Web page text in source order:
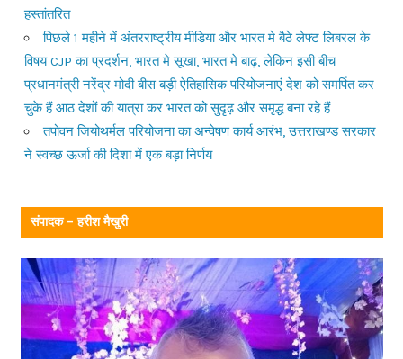
हस्तांतरित
पिछले 1 महीने में अंतरराष्ट्रीय मीडिया और भारत मे बैठे लेफ्ट लिबरल के
विषय CJP का प्रदर्शन, भारत मे सूखा, भारत मे बाढ़, लेकिन इसी बीच
प्रधानमंत्री नरेंद्र मोदी बीस बड़ी ऐतिहासिक परियोजनाएं देश को समर्पित कर
चुके हैं आठ देशों की यात्रा कर भारत को सुदृढ़ और समृद्ध बना रहे हैं
तपोवन जियोथर्मल परियोजना का अन्वेषण कार्य आरंभ, उत्तराखण्ड सरकार
ने स्वच्छ ऊर्जा की दिशा में एक बड़ा निर्णय
संपादक – हरीश मैखुरी